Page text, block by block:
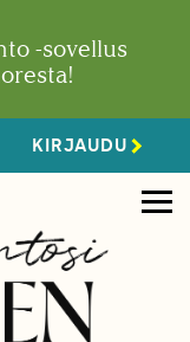
-sovellus
KIRJAUDU